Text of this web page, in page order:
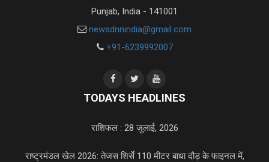
Punjab, India - 141001
newsdnnindia@gmail.com
+91-6239992007
TODAYS HEADLINES
राशिफल : 28 जुलाई, 2026
राष्ट्रमंडल खेल 2026: तेजस शिर्से 110 मीटर बाधा दौड़ के फाइनल में,